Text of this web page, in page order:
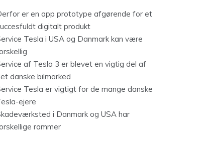
er en app prototype afgørende for et
digitalt produkt
Tesla i USA og Danmark kan være
af Tesla 3 er blevet en vigtig del af
danske bilmarked
Tesla er vigtigt for de mange danske
ejere
i Danmark og USA har
rammer